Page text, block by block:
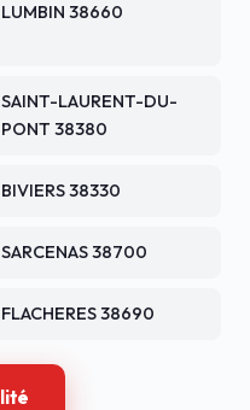
LUMBIN 38660
SAINT-LAURENT-DU-
PONT 38380
BIVIERS 38330
SARCENAS 38700
FLACHERES 38690